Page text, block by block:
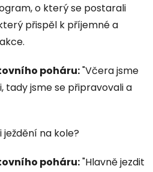
o který se postarali
přispěl k příjemné a
poháru:"Včera jsme
tady jsme se připravovali a
ježdění na kole?
poháru:"Hlavně jezdit